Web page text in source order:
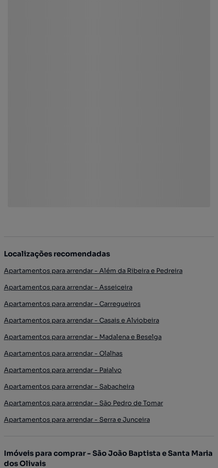
Localizações recomendadas
Apartamentos para arrendar - Além da Ribeira e Pedreira
Apartamentos para arrendar - Asseiceira
Apartamentos para arrendar - Carregueiros
Apartamentos para arrendar - Casais e Alviobeira
Apartamentos para arrendar - Madalena e Beselga
Apartamentos para arrendar - Olalhas
Apartamentos para arrendar - Paialvo
Apartamentos para arrendar - Sabacheira
Apartamentos para arrendar - São Pedro de Tomar
Apartamentos para arrendar - Serra e Junceira
Imóveis para comprar - São João Baptista e Santa Maria
dos Olivais